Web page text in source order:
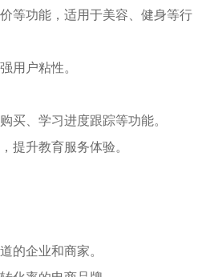
等功能，适用于美容、健身等行
用户粘性。
买、学习进度跟踪等功能。
提升教育服务体验。
的企业和商家。